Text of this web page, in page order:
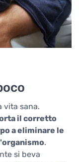
vita sana.
il corretto
a eliminare le
.
si beva